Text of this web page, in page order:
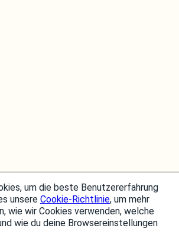
um die beste Benutzererfahrung
unsere Cookie-Richtlinie, um mehr
wie wir Cookies verwenden, welche
wie du deine Browsereinstellungen